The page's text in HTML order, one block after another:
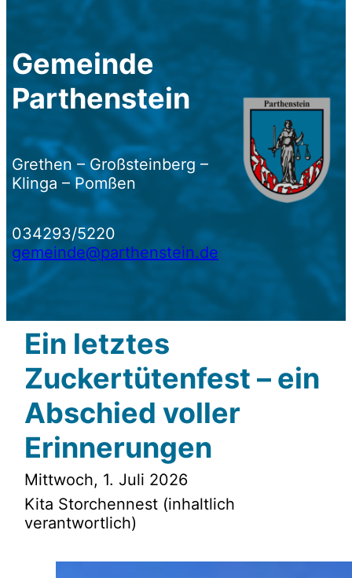
Gemeinde
Parthenstein
Grethen – Großsteinberg –
Klinga – Pomßen
034293/5220
gemeinde@parthenstein.de
Ein letztes
Zuckertütenfest – ein
Abschied voller
Erinnerungen
Mittwoch, 1. Juli 2026
Kita Storchennest (inhaltlich
verantwortlich)